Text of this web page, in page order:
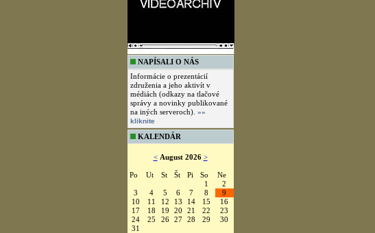
NAPÍSALI O NÁS
Informácie o prezentácií
združenia a jeho aktivít v
médiách (odkazy na tlačové
správy a novinky publikované
na iných serveroch). »»
kliknite
KALENDÁR
< August 2026 >
Po Ut St Št Pi So
Ne
1
2
3
4 5 6 7 8
9
10
11 12 13 14 15
16
17
18 19 20 21 22
23
24
25 26 27 28 29
30
31